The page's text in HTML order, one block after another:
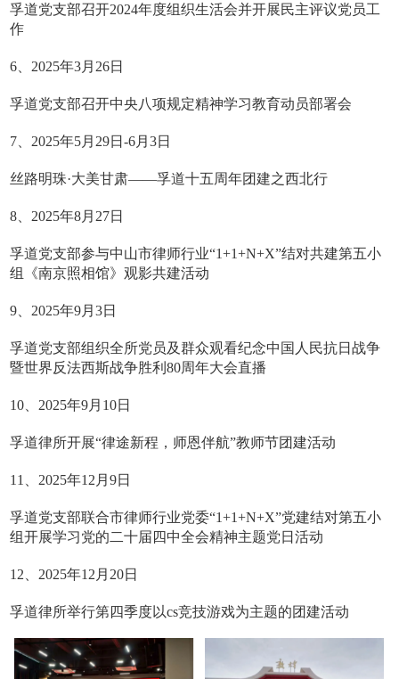
孚道党支部召开2024年度组织生活会并开展民主评议党员工
作
6、2025年3月26日
孚道党支部召开中央八项规定精神学习教育动员部署会
7、2025年5月29日-6月3日
丝路明珠·大美甘肃——孚道十五周年团建之西北行
8、2025年8月27日
孚道党支部参与中山市律师行业“1+1+N+X”结对共建第五小
组《南京照相馆》观影共建活动
9、2025年9月3日
孚道党支部组织全所党员及群众观看纪念中国人民抗日战争
暨世界反法西斯战争胜利80周年大会直播
10、2025年9月10日
孚道律所开展“律途新程，师恩伴航”教师节团建活动
11、2025年12月9日
孚道党支部联合市律师行业党委“1+1+N+X”党建结对第五小
组开展学习党的二十届四中全会精神主题党日活动
12、2025年12月20日
孚道律所举行第四季度以cs竞技游戏为主题的团建活动